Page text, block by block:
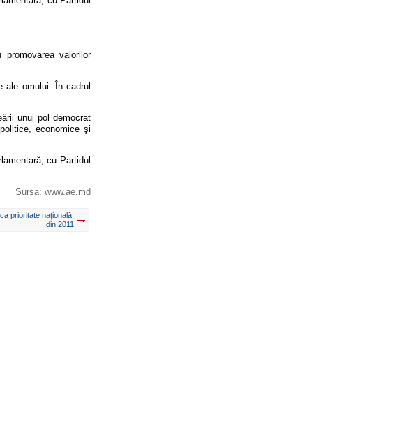
valorilor
ale omului. În cadrul
unui pol democrat
economice şi
cu Partidul
Sursa:www.ae.md
prioritate naţională,
din 2011